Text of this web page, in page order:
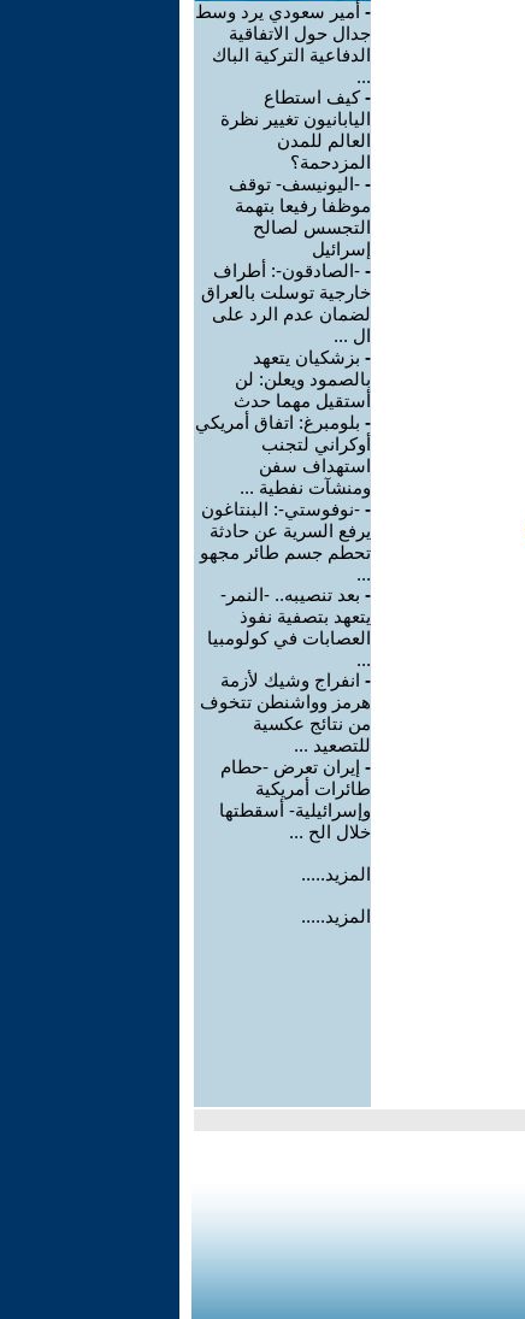
- أمير سعودي يرد وسط
جدال حول الاتفاقية
الدفاعية التركية الباك
...
-كيف استطاع
اليابانيون تغيير نظرة
العالم للمدن
المزدحمة؟
- -اليونيسف- توقف
موظفا رفيعا بتهمة
التجسس لصالح
إسرائيل
- -الصادقون-: أطراف
خارجية توسلت بالعراق
لضمان عدم الرد على
ال ...
- بزشكيان يتعهد
بالصمود ويعلن: لن
أستقيل مهما حدث
- بلومبرغ: اتفاق أمريكي
أوكراني لتجنب
استهداف سفن
ومنشآت نفطية ...
- -نوفوستي-: البنتاغون
يرفع السرية عن حادثة
تحطم جسم طائر مجهو
...
- بعد تنصيبه.. -النمر-
يتعهد بتصفية نفوذ
العصابات في كولومبيا
...
- انفراج وشيك لأزمة
هرمز وواشنطن تتخوف
من نتائج عكسية
للتصعيد ...
- إيران تعرض -حطام
طائرات أمريكية
وإسرائيلية- أسقطتها
خلال الح ...
المزيد.....
المزيد.....